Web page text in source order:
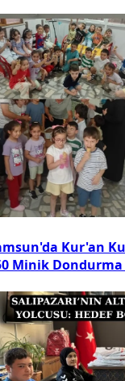
Kur'an
Minik